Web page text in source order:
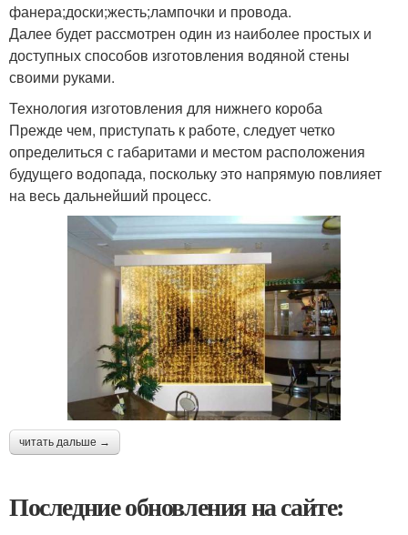
фанера;доски;жесть;лампочки и провода.
Далее будет рассмотрен один из наиболее простых и
доступных способов изготовления водяной стены
своими руками.
Технология изготовления для нижнего короба
Прежде чем, приступать к работе, следует четко
определиться с габаритами и местом расположения
будущего водопада, поскольку это напрямую повлияет
на весь дальнейший процесс.
читать дальше →
Последние обновления на сайте: